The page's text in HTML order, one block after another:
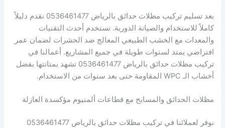
بعد تسليم تركيب مظلات حدائق بالرياض 0536461477 نقدم دليلاً
كاملاً للاستخدام والصيانة الدورية. نستخدم أحدث التقنيات
والمعدات مع الخشب الطبيعي المعالج ضد الحشرات لضمان عمر
افتراضي يمتد لسنوات طويلة في جميع المشاريع. أعمالنا في
تركيب مظلات حدائق بالرياض 0536461477 تشهد بمتانتها بفضل
أخشاب الـ WPC المقاومة حتى بعد سنوات من الاستخدام.
مظلات الحدائق والمسابح مع قطاعات ألمنيوم مؤكسدة العازلة
نوفر لعملائنا في تركيب مظلات حدائق بالرياض 0536461477